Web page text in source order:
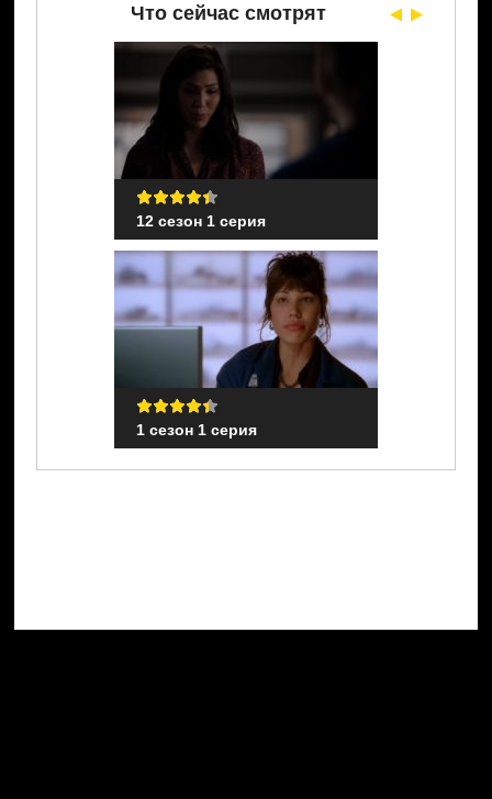
Что сейчас смотрят
12 сезон 1 серия
1 сезон 1 серия